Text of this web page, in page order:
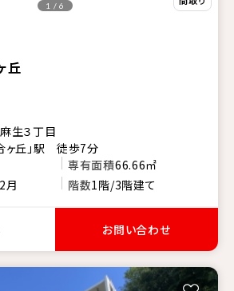
丘
1 / 6
生３丁目
ヶ丘」駅 徒歩7分
専有面積66.66㎡
月 階数1階/3階建て
お問い合わせ